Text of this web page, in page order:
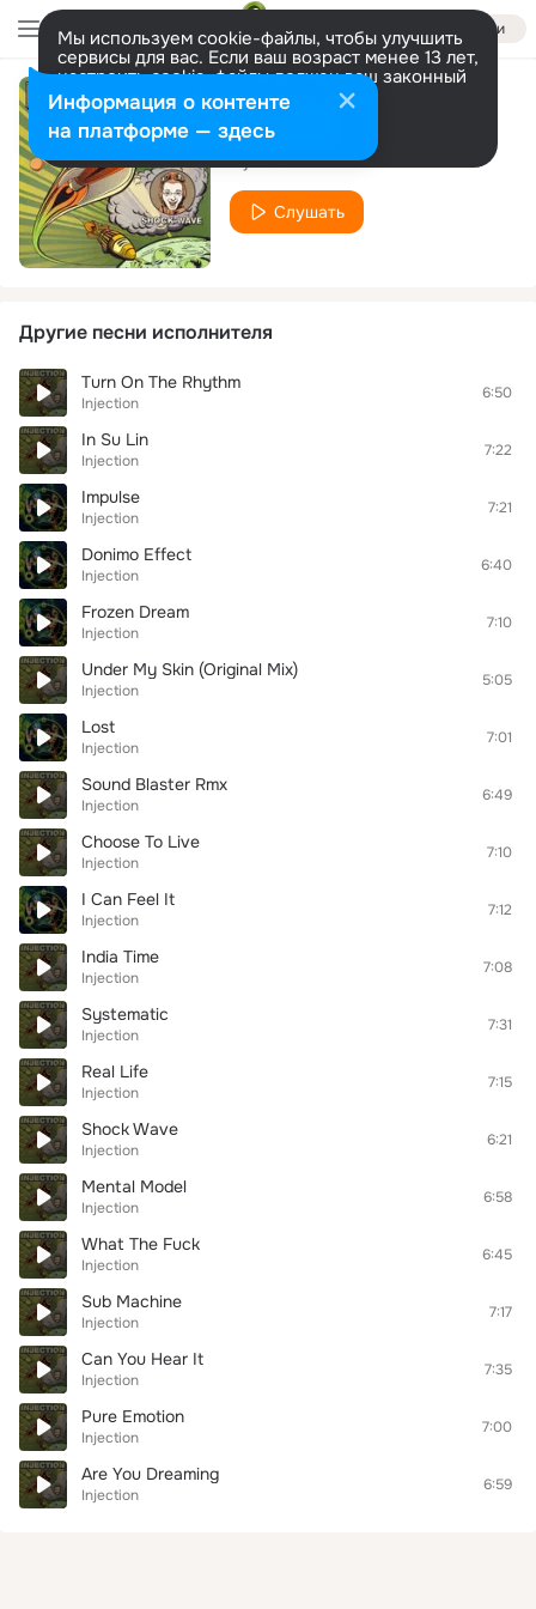
Войти
Мы используем cookie-файлы, чтобы улучшить
сервисы для вас. Если ваш возраст менее 13 лет,
настроить cookie-файлы должен ваш законный
представитель. Больше информации
Разрешить все Настроить
DNA Samples
Injection
Слушать
Другие песни исполнителя
Turn On The Rhythm
Injection
6:50
In Su Lin
Injection
7:22
Impulse
Injection
7:21
Donimo Effect
Injection
6:40
Frozen Dream
Injection
7:10
Under My Skin (Original Mix)
Injection
5:05
Lost
Injection
7:01
Sound Blaster Rmx
Injection
6:49
Choose To Live
Injection
7:10
I Can Feel It
Injection
7:12
India Time
Injection
7:08
Systematic
Injection
7:31
Real Life
Injection
7:15
Shock Wave
Injection
6:21
Mental Model
Injection
6:58
What The Fuck
Injection
6:45
Sub Machine
Injection
7:17
Can You Hear It
Injection
7:35
Pure Emotion
Injection
7:00
Are You Dreaming
Injection
6:59
Информация о контенте
на платформе — здесь